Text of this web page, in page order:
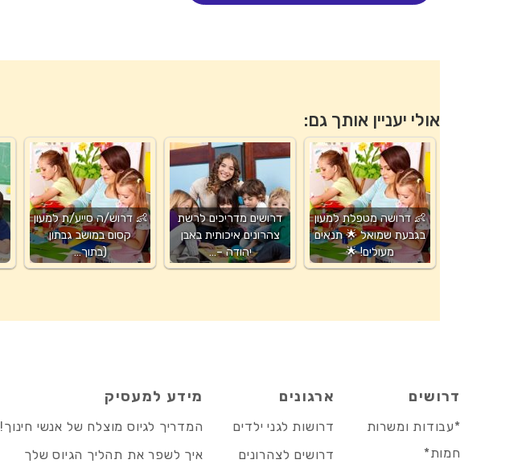
אולי יעניין אותך גם:
👶 דרוש/ה סייע/ת למעון
קסום במושב גבתון
(בתוך…
דרושים מדריכים לרשת
צהרונים איכותית באבן
יהודה –…
👶 דרושה מטפלת למעון
בגבעת שמואל 🌟 תנאים
מעולים! 🌟
דרושים
*עבודות ומשרות
חמות*
ארגונים
דרושות לגני ילדים
דרושים לצהרונים
מידע למעסיק
המדריך לגיוס מוצלח של אנשי חינוך!
איך לשפר את תהליך הגיוס שלך